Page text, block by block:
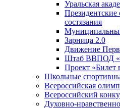
Уральская
состязания
Зарница 2.0
Движение
Штаб ВВПОД
Проект «Билет
Школьные
Всероссийская
Всероссийский
Духовно-